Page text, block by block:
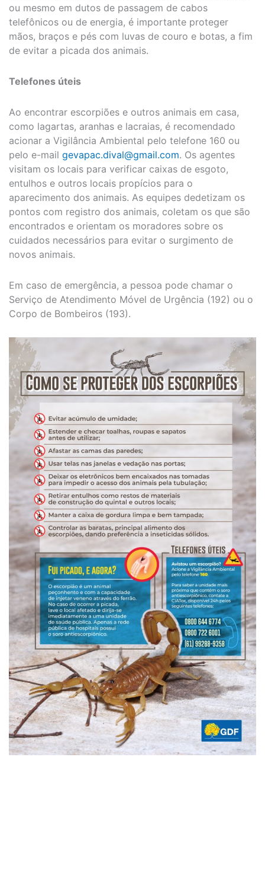
ou mesmo em dutos de passagem de cabos
telefônicos ou de energia, é importante proteger
mãos, braços e pés com luvas de couro e botas, a fim
de evitar a picada dos animais.
Telefones úteis
Ao encontrar escorpiões e outros animais em casa,
como lagartas, aranhas e lacraias, é recomendado
acionar a Vigilância Ambiental pelo telefone 160 ou
pelo e-mail gevapac.dival@gmail.com. Os agentes
visitam os locais para verificar caixas de esgoto,
entulhos e outros locais propícios para o
aparecimento dos animais. As equipes dedetizam os
pontos com registro dos animais, coletam os que são
encontrados e orientam os moradores sobre os
cuidados necessários para evitar o surgimento de
novos animais.
Em caso de emergência, a pessoa pode chamar o
Serviço de Atendimento Móvel de Urgência (192) ou o
Corpo de Bombeiros (193).